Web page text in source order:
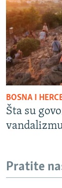
BOSNA I
Šta su
Pratite